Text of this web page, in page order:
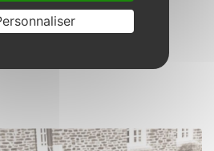
de 20h30 à 21h30